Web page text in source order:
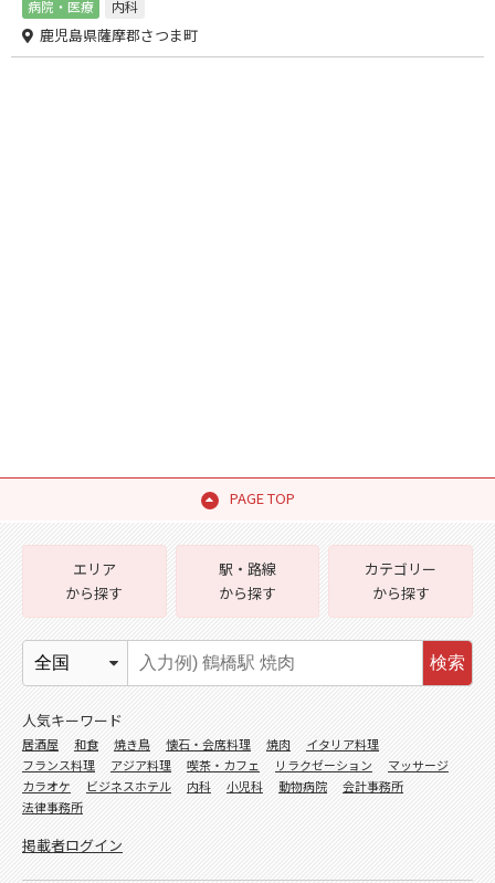
病院・医療 内科
鹿児島県薩摩郡さつま町
PAGE TOP
エリア
から探す
駅・路線
から探す
カテゴリー
から探す
検索
人気キーワード
居酒屋 和食 焼き鳥 懐石・会席料理 焼肉
イタリア料理
フランス料理
アジア料理 喫茶・カフェ リラクゼーション
マッサージ
カラオケ
ビジネスホテル 内科 小児科 動物病院
会計事務所
法律事務所
掲載者ログイン